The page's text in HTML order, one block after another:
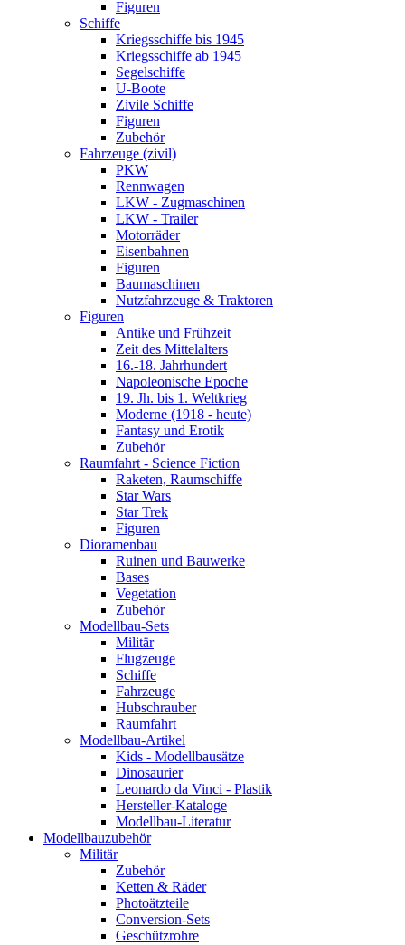
Figuren
Schiffe
Kriegsschiffe bis 1945
Kriegsschiffe ab 1945
Segelschiffe
U-Boote
Zivile Schiffe
Figuren
Zubehör
Fahrzeuge (zivil)
PKW
Rennwagen
LKW - Zugmaschinen
LKW - Trailer
Motorräder
Eisenbahnen
Figuren
Baumaschinen
Nutzfahrzeuge & Traktoren
Figuren
Antike und Frühzeit
Zeit des Mittelalters
16.-18. Jahrhundert
Napoleonische Epoche
19. Jh. bis 1. Weltkrieg
Moderne (1918 - heute)
Fantasy und Erotik
Zubehör
Raumfahrt - Science Fiction
Raketen, Raumschiffe
Star Wars
Star Trek
Figuren
Dioramenbau
Ruinen und Bauwerke
Bases
Vegetation
Zubehör
Modellbau-Sets
Militär
Flugzeuge
Schiffe
Fahrzeuge
Hubschrauber
Raumfahrt
Modellbau-Artikel
Kids - Modellbausätze
Dinosaurier
Leonardo da Vinci - Plastik
Hersteller-Kataloge
Modellbau-Literatur
Modellbauzubehör
Militär
Zubehör
Ketten & Räder
Photoätzteile
Conversion-Sets
Geschützrohre